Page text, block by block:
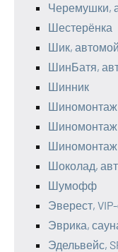
Черемушки,
Шестерёнка
Шик,
ШинБатя,
Шинник
Шиномонтаж
Шоколад,
Шумофф
Эверест,
Эврика,
Эдельвейс,